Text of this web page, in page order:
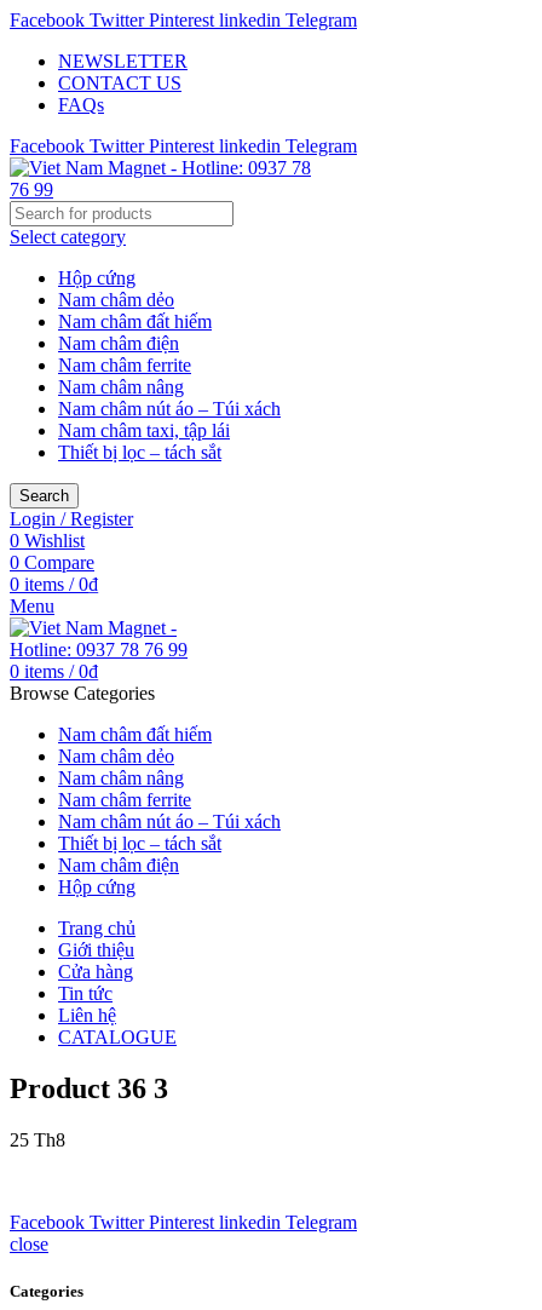
Facebook Twitter Pinterest linkedin Telegram
NEWSLETTER
CONTACT US
FAQs
Facebook Twitter Pinterest linkedin Telegram
Select category
Hộp cứng
Nam châm dẻo
Nam châm đất hiếm
Nam châm điện
Nam châm ferrite
Nam châm nâng
Nam châm nút áo – Túi xách
Nam châm taxi, tập lái
Thiết bị lọc – tách sắt
Search
Login / Register
0 Wishlist
0 Compare
0 items / 0₫
Menu
0 items / 0₫
Browse Categories
Nam châm đất hiếm
Nam châm dẻo
Nam châm nâng
Nam châm ferrite
Nam châm nút áo – Túi xách
Thiết bị lọc – tách sắt
Nam châm điện
Hộp cứng
Trang chủ
Giới thiệu
Cửa hàng
Tin tức
Liên hệ
CATALOGUE
Product 36 3
25 Th8
Facebook Twitter Pinterest linkedin Telegram
close
Categories